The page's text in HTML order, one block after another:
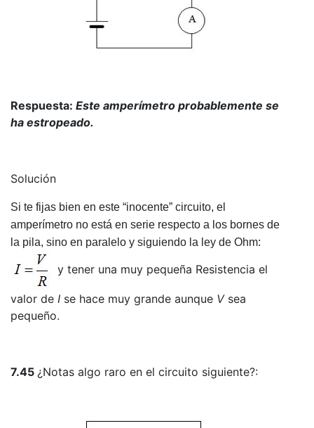
Respuesta: Este amperímetro probablemente se
ha estropeado.
Solución
Si te fijas bien en este “inocente” circuito, el
amperímetro no está en serie respecto a los bornes de
la pila, sino en paralelo y siguiendo la ley de Ohm:
y tener una muy pequeña Resistencia el
valor de I se hace muy grande aunque Vsea
pequeño.
7.45 ¿Notas algo raro en el circuito siguiente?: